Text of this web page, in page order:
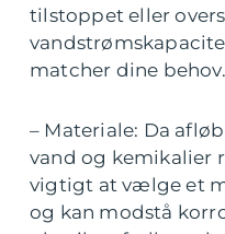
tilstoppet eller
matcher dine behov.
– Materiale: Da
vand og kemikalier
vigtigt at vælge et
og kan modstå